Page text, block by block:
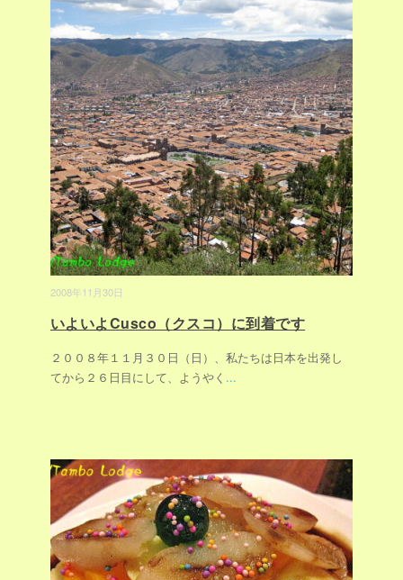
2008年11月30日
いよいよCusco（クスコ）に到着です
２００８年１１月３０日（日）、私たちは日本を出発し
てから２６日目にして、ようやく ...